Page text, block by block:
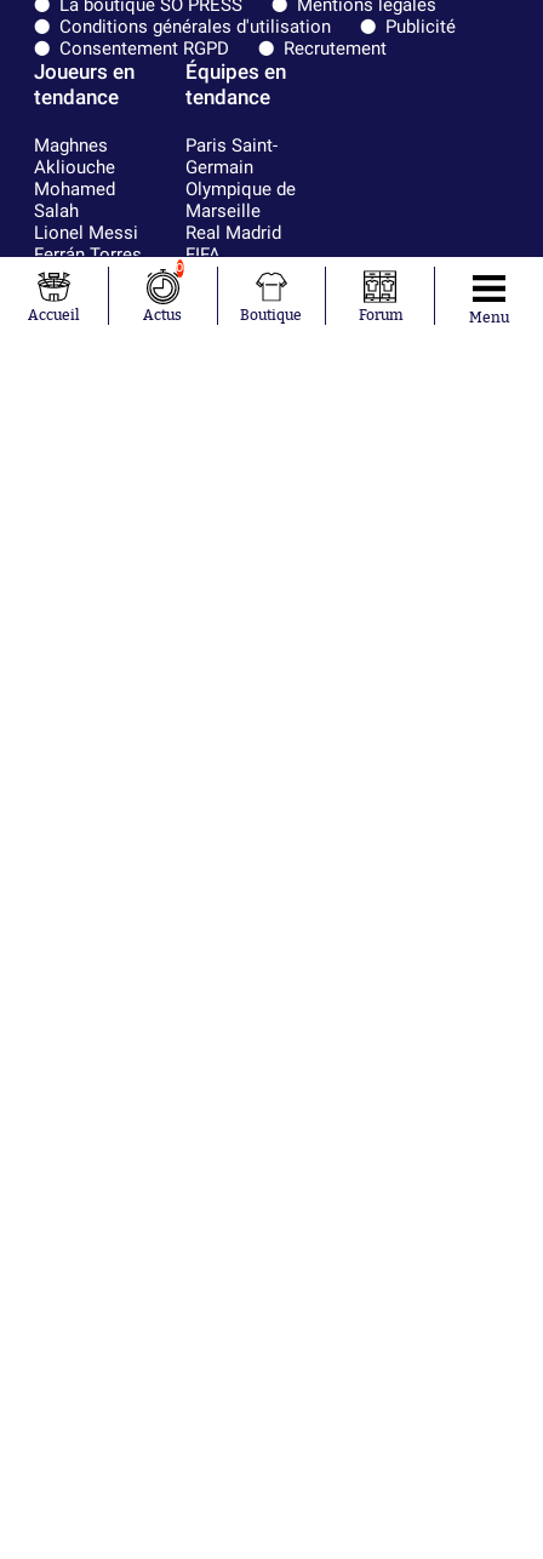
La boutique SO PRESS
Mentions légales
Conditions générales d'utilisation
Publicité
Consentement RGPD
Recrutement
Joueurs en
tendance
Maghnes
Akliouche
Mohamed
Salah
Lionel Messi
Ferrán Torres
Kilian Corredor
Franco
Mastantuono
Équipes en
tendance
Paris Saint-
Germain
Olympique de
Marseille
Real Madrid
FIFA
Olympique
AS Monaco
Accueil
0
Actus Boutique Forum Menu